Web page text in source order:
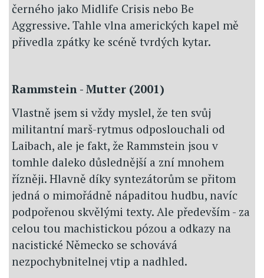
černého jako Midlife Crisis nebo Be
Aggressive. Tahle vlna amerických kapel mě
přivedla zpátky ke scéně tvrdých kytar.
Rammstein - Mutter (2001)
Vlastně jsem si vždy myslel, že ten svůj
militantní marš-rytmus odposlouchali od
Laibach, ale je fakt, že Rammstein jsou v
tomhle daleko důslednější a zní mnohem
řízněji. Hlavně díky syntezátorům se přitom
jedná o mimořádně nápaditou hudbu, navíc
podpořenou skvělými texty. Ale především - za
celou tou machistickou pózou a odkazy na
nacistické Německo se schovává
nezpochybnitelnej vtip a nadhled.